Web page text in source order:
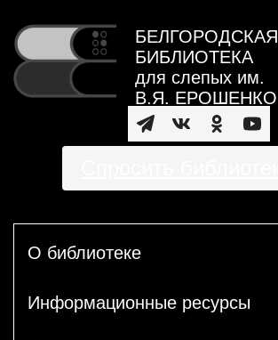
БЕЛГОРОДСКАЯ
БИБЛИОТЕКА
для слепых им.
В.Я. ЕРОШЕНКО
О библиотеке
Информационные ресурсы